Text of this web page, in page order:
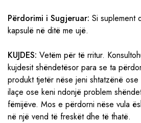
Përdorimi i Sugjeruar: Si suplement
kapsulë në ditë me ujë.
KUJDES: Vetëm për të rritur.
kujdesit shëndetësor para se ta
produkt tjetër nëse jeni shtatzënë
ilaçe ose keni ndonjë problem
fëmijëve. Mos e përdorni nëse vula
në një vend të freskët dhe të thatë.